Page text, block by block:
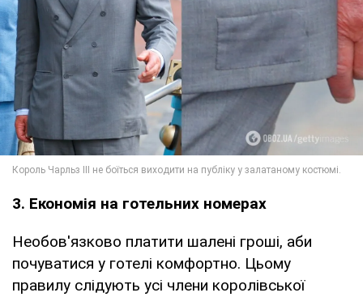
3. Економія на готельних номерах
Необов'язково платити шалені гроші, аби
почуватися у готелі комфортно. Цьому
правилу слідують усі члени королівської